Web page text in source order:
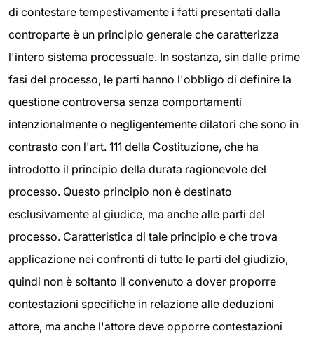
di contestare tempestivamente i fatti presentati dalla
controparte è un principio generale che caratterizza
l'intero sistema processuale. In sostanza, sin dalle prime
fasi del processo, le parti hanno l'obbligo di definire la
questione controversa senza comportamenti
intenzionalmente o negligentemente dilatori che sono in
contrasto con l'art. 111 della Costituzione, che ha
introdotto il principio della durata ragionevole del
processo. Questo principio non è destinato
esclusivamente al giudice, ma anche alle parti del
processo. Caratteristica di tale principio e che trova
applicazione nei confronti di tutte le parti del giudizio,
quindi non è soltanto il convenuto a dover proporre
contestazioni specifiche in relazione alle deduzioni
attore, ma anche l'attore deve opporre contestazioni